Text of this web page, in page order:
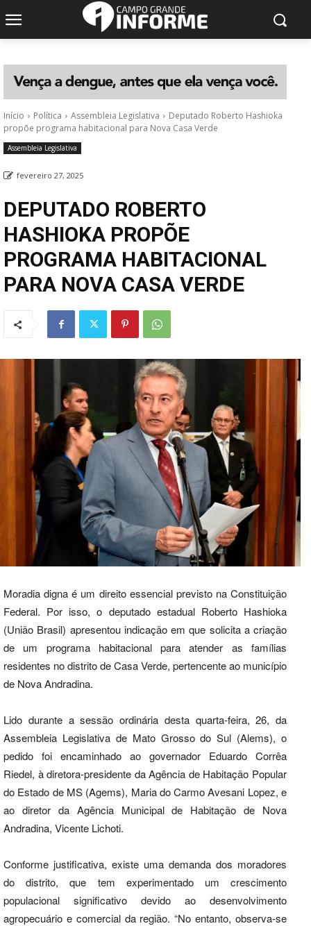
Início Política Assembleia Legislativa
Deputado Roberto Hashioka
propõe programa habitacional para Nova Casa Verde
Assembleia Legislativa
fevereiro 27, 2025
DEPUTADO ROBERTO
HASHIOKA PROPÕE
PROGRAMA HABITACIONAL
PARA NOVA CASA VERDE
Moradia digna é um direito essencial previsto na Constituição
Federal. Por isso, o deputado estadual Roberto Hashioka
(União Brasil) apresentou indicação em que solicita a criação
de um programa habitacional para atender as famílias
residentes no distrito de Casa Verde, pertencente ao município
de Nova Andradina.
Lido durante a sessão ordinária desta quarta-feira, 26, da
Assembleia Legislativa de Mato Grosso do Sul (Alems), o
pedido foi encaminhado ao governador Eduardo Corrêa
Riedel, à diretora-presidente da Agência de Habitação Popular
do Estado de MS (Agems), Maria do Carmo Avesani Lopez, e
ao diretor da Agência Municipal de Habitação de Nova
Andradina, Vicente Lichoti.
Conforme justificativa, existe uma demanda dos moradores
do distrito, que tem experimentado um crescimento
populacional significativo devido ao desenvolvimento
agropecuário e comercial da região. “No entanto, observa-se